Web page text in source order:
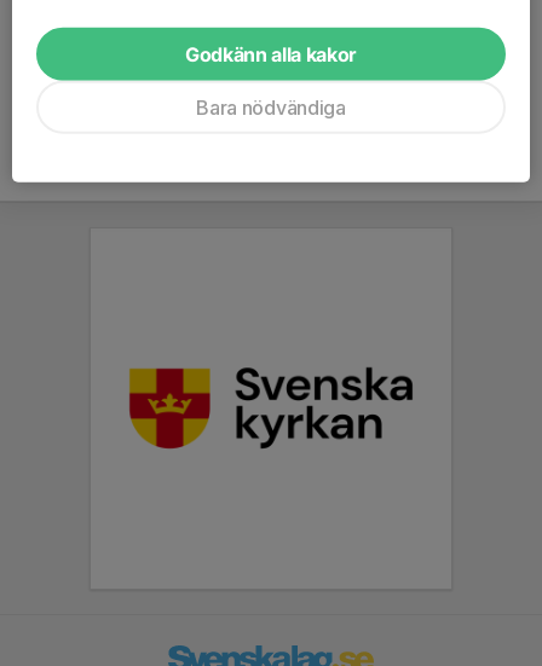
efraem.eriksson@gmail.com
Godkänn alla kakor
Bara nödvändiga